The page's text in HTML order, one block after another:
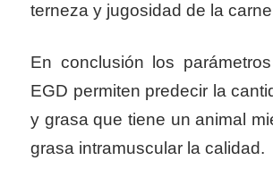
terneza y jugosidad de la
En conclusión los
EGD permiten predecir la
y grasa que tiene un animal
grasa intramuscular la calidad.